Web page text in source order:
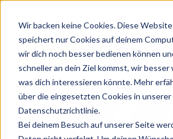
Wir backen keine Cookies. Diese Website
speichert nur Cookies auf deinem
wir dich noch besser bedienen können
schneller an dein Ziel kommst, wir besser
was dich interessieren könnte. Mehr
über die eingesetzten Cookies in unserer
Datenschutzrichtlinie.
Bei deinem Besuch auf unserer Seite
Buchen Anfrage